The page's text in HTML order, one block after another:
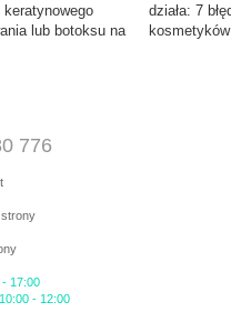
keratynowego
lub botoksu na
działa: 7
kosmetyków
776
strony
17:00
- 12:00